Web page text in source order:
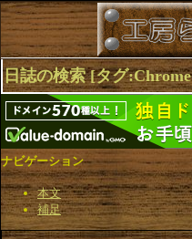
日誌の検索 [タグ
ナビゲーション
本文
補足